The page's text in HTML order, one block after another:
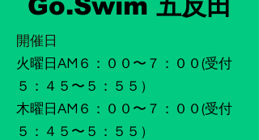
Go.Swim 五反田
​開催日
火曜日AM６：００〜７：００(受付
５：４５〜５：５５）
木曜日AM６：００〜７：００(受付
５：４５〜５：５５）